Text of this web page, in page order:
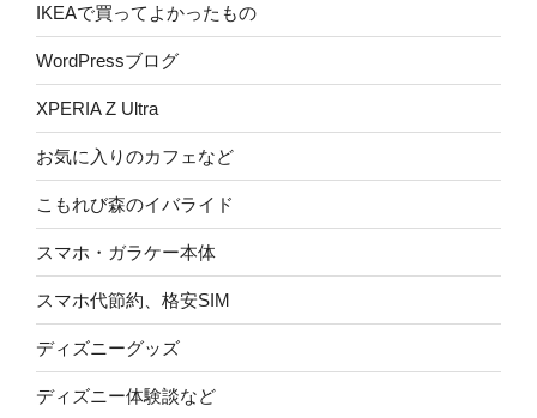
IKEAで買ってよかったもの
WordPressブログ
XPERIA Z Ultra
お気に入りのカフェなど
こもれび森のイバライド
スマホ・ガラケー本体
スマホ代節約、格安SIM
ディズニーグッズ
ディズニー体験談など